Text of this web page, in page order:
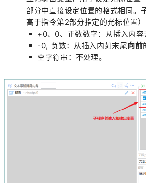
部分中直接设定位置的格式相同。
高于指令第2部分指定的光标位置）
+0、0、正数数字：从插入内容
-0, 负数：从插入内如末尾向前
空字符串：不处理。